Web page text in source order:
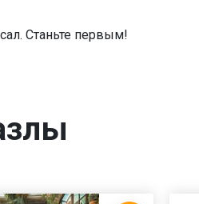
Станьте первым!